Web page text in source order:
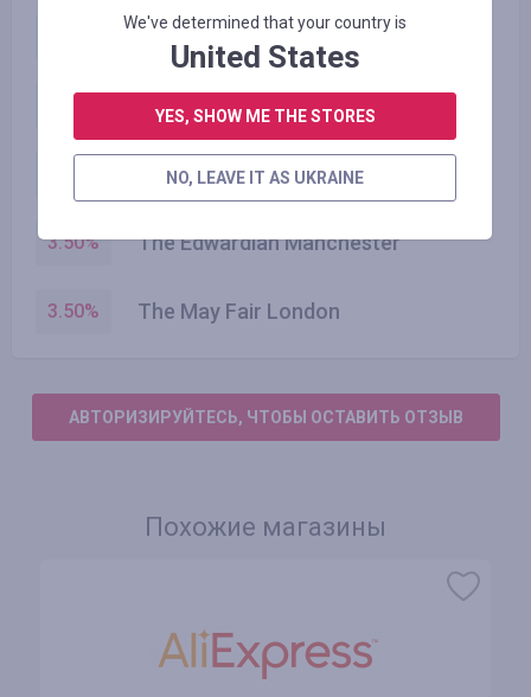
Radisson Individuals
Radisson Hotels
Prize by Radisson
3.50% The Edwardian Manchester
3.50% The May Fair London
АВТОРИЗИРУЙТЕСЬ, ЧТОБЫ ОСТАВИТЬ ОТЗЫВ
Похожие магазины
We've determined that your country is
United States
YES, SHOW ME THE STORES
NO, LEAVE IT AS UKRAINE